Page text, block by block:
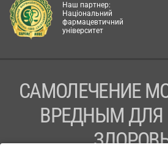
Наш партнер:
Національний
фармацевтичний
університет
САМОЛЕЧЕНИЕ
ВРЕДНЫМ ДЛЯ